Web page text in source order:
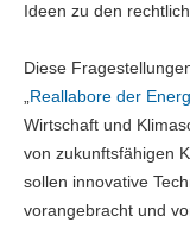
Ideen zu den
Diese
Reallabore der
Wirtschaft und
von zukunftsfähigen
sollen innovative
vorangebracht und